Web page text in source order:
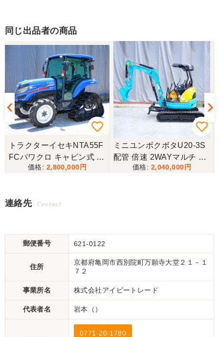
同じ出品者の商品
トラクターイセキNTA55F
FCパワクロ キャビン式 4
2,800,000
ミニユンボクボタU20-3S
配管 倍速 2WAYマルチ ゴ
ムキャタ仕様！
2,040,000
連絡先 Contact
郵便番号 621-0122
住所
京都府亀岡市西別院町万願寺大堂２１－１
７２
事業所名 株式会社アイピートレード
代表者名 岩本（）
0771-20-1780